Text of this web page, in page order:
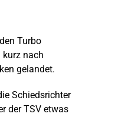
Turbo
kurz nach
gelandet.
Schiedsrichter
der TSV etwas